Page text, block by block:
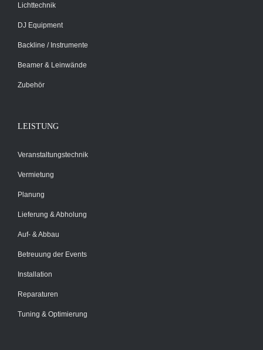
Lichttechnik
DJ Equipment
Backline / Instrumente
Beamer & Leinwände
Zubehör
LEISTUNG
Veranstaltungstechnik
Vermietung
Planung
Lieferung & Abholung
Auf- & Abbau
Betreuung der Events
Installation
Reparaturen
Tuning & Optimierung